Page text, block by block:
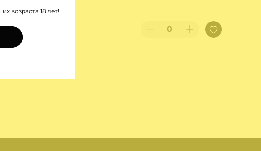
₽
возраста 18 лет!